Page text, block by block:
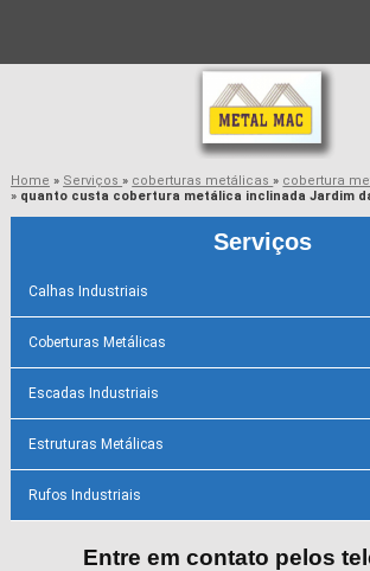
Home » Serviços» coberturas metálicas» cobertura
» quanto custa cobertura metálica inclinada Jardim
Serviços
Calhas Industriais
Coberturas Metálicas
Escadas Industriais
Estruturas Metálicas
Rufos Industriais
Entre em contato pelos